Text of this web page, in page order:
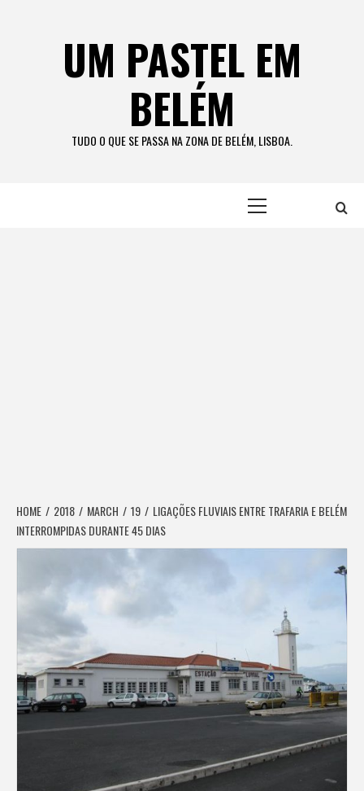
UM PASTEL EM
BELÉM
TUDO O QUE SE PASSA NA ZONA DE BELÉM, LISBOA.
HOME 2018 MARCH 19
LIGAÇÕES FLUVIAIS ENTRE TRAFARIA E BELÉM
INTERROMPIDAS DURANTE 45 DIAS